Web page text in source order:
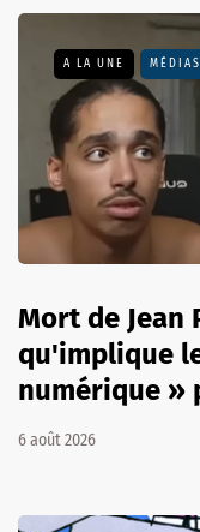
A LA UNE MÉDIAS
Mort de Jean
qu'implique
numérique »
6 août 2026